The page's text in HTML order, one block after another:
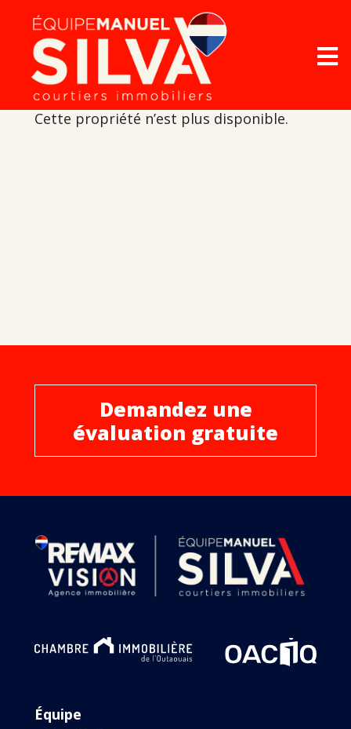
Cette propriété n’est plus disponible.
Demandez une
évaluation gratuite
Équipe